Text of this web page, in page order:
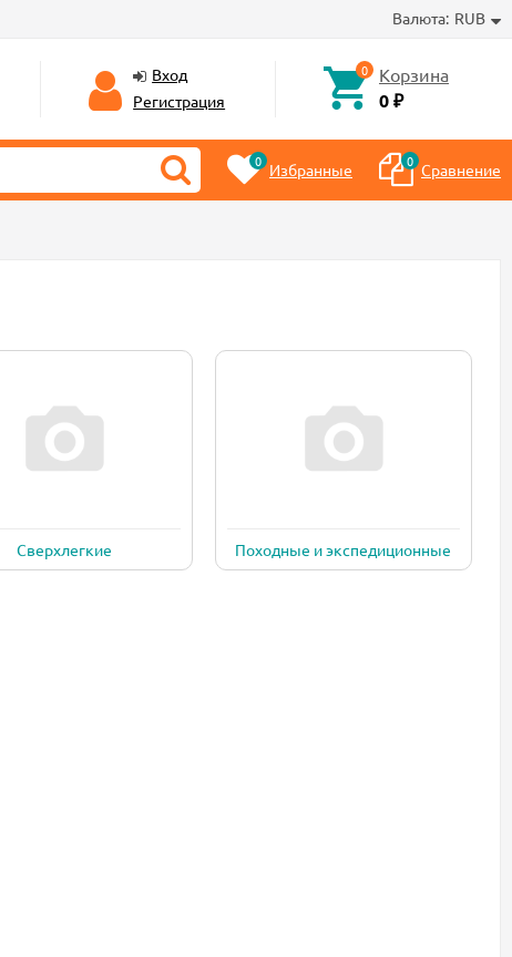
Валюта: RUB
Вход
Регистрация
0 Корзина
0 ₽
0 Избранные 0 Сравнение
Сверхлегкие Походные и экспедиционные